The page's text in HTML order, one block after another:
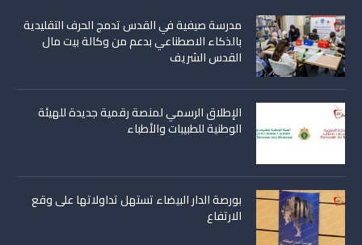
مدرسة صيفية في القدس تدمج الحرف التقليدية
بالذكاء الاصطناعي بدعم من وكالة بيت مال
القدس الشريف
الإطلاق الرسمي لمنصة رقمية جديدة للهيئة
الوطنية للطبيبات والأطباء
بورصة الدار البيضاء تستهل تداولاتها على وقع
الارتفاع